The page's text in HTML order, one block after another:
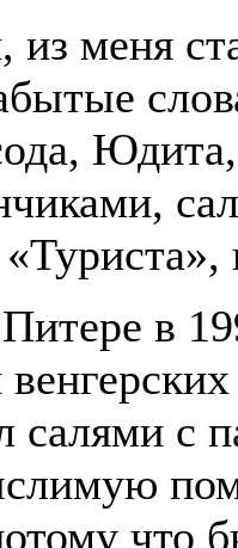
меня
в
салями с
что